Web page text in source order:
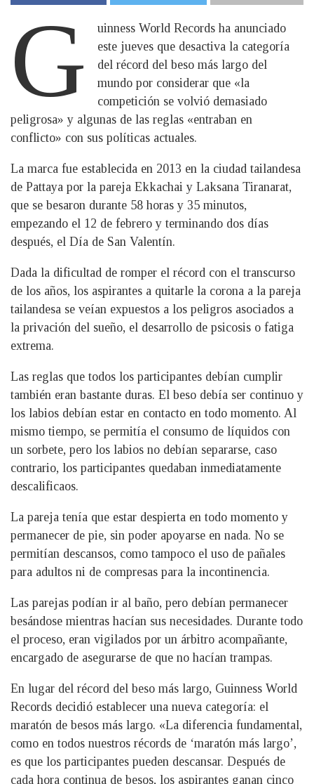
G
uinness World Records ha anunciado
este jueves que desactiva la categoría
del récord del beso más largo del
mundo por considerar que «la
competición se volvió demasiado
peligrosa» y algunas de las reglas «entraban en
conflicto» con sus políticas actuales.
La marca fue establecida en 2013 en la ciudad tailandesa
de Pattaya por la pareja Ekkachai y Laksana Tiranarat,
que se besaron durante 58 horas y 35 minutos,
empezando el 12 de febrero y terminando dos días
después, el Día de San Valentín.
Dada la dificultad de romper el récord con el transcurso
de los años, los aspirantes a quitarle la corona a la pareja
tailandesa se veían expuestos a los peligros asociados a
la privación del sueño, el desarrollo de psicosis o fatiga
extrema.
Las reglas que todos los participantes debían cumplir
también eran bastante duras. El beso debía ser continuo y
los labios debían estar en contacto en todo momento. Al
mismo tiempo, se permitía el consumo de líquidos con
un sorbete, pero los labios no debían separarse, caso
contrario, los participantes quedaban inmediatamente
descalificaos.
La pareja tenía que estar despierta en todo momento y
permanecer de pie, sin poder apoyarse en nada. No se
permitían descansos, como tampoco el uso de pañales
para adultos ni de compresas para la incontinencia.
Las parejas podían ir al baño, pero debían permanecer
besándose mientras hacían sus necesidades. Durante todo
el proceso, eran vigilados por un árbitro acompañante,
encargado de asegurarse de que no hacían trampas.
En lugar del récord del beso más largo, Guinness World
Records decidió establecer una nueva categoría: el
maratón de besos más largo. «La diferencia fundamental,
como en todos nuestros récords de ‘maratón más largo’,
es que los participantes pueden descansar. Después de
cada hora continua de besos, los aspirantes ganan cinco